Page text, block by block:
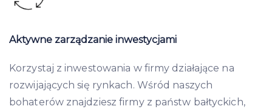
Aktywne zarządzanie inwestycjami
Korzystaj z inwestowania w firmy działające na
rozwijających się rynkach. Wśród naszych
bohaterów znajdziesz firmy z państw bałtyckich,